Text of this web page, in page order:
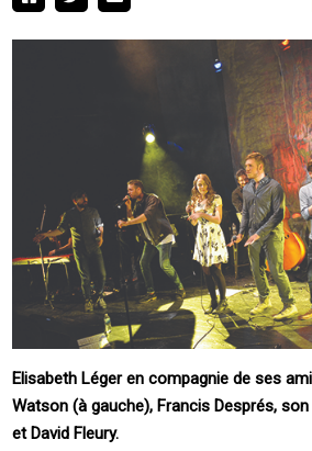
Elisabeth Léger en compagnie de ses
Watson (à gauche), Francis Després,
et David Fleury.